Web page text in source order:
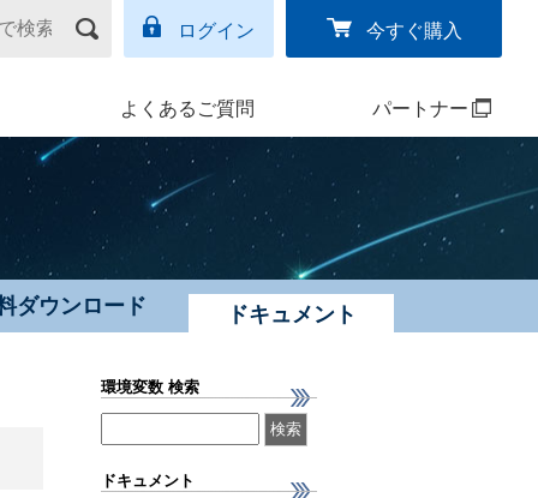
ログイン 今すぐ購入
よくあるご質問 パートナー
ダウンロード ドキュメント
環境変数 検索
ドキュメント